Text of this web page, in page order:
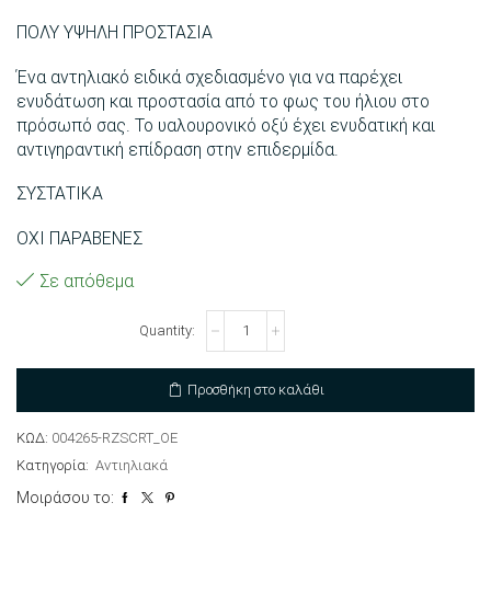
ΠΟΛΥ ΥΨΗΛΗ ΠΡΟΣΤΑΣΙΑ
Ένα αντηλιακό ειδικά σχεδιασμένο για να παρέχει
ενυδάτωση και προστασία από το φως του ήλιου στο
πρόσωπό σας. Το υαλουρονικό οξύ έχει ενυδατική και
αντιγηραντική επίδραση στην επιδερμίδα.
ΣΥΣΤΑΤΙΚΑ
ΟΧΙ ΠΑΡΑΒΕΝΕΣ
Σε απόθεμα
50+
ποσότητα
Προσθήκη στο καλάθι
ΚΩΔ: 004265-RZSCRT_OE
Κατηγορία: Αντιηλιακά
Μοιράσου το: